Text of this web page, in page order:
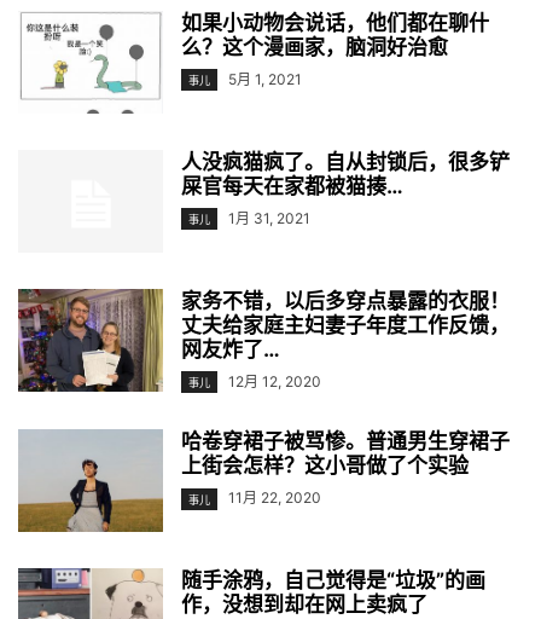
如果小动物会说话，他们都在聊什
么？这个漫画家，脑洞好治愈
事儿 5月 1, 2021
人没疯猫疯了。自从封锁后，很多铲
屎官每天在家都被猫揍…
事儿 1月 31, 2021
家务不错，以后多穿点暴露的衣服！
丈夫给家庭主妇妻子年度工作反馈，
网友炸了…
事儿 12月 12, 2020
哈卷穿裙子被骂惨。普通男生穿裙子
上街会怎样？这小哥做了个实验
事儿 11月 22, 2020
随手涂鸦，自己觉得是“垃圾”的画
作，没想到却在网上卖疯了